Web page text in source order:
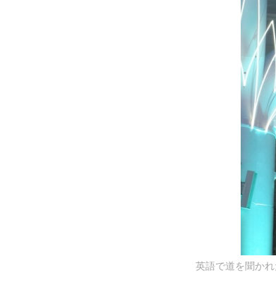
英語で道を聞か